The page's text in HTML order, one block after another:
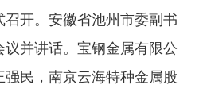
开。安徽省池州市委副书
并讲话。宝钢金属有限公
民，南京云海特种金属股